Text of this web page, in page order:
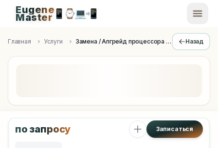
Apple Diagnostics & Engineering Authority in Saint
Eugene
Master📱 ⌚💻📲
Главная Услуги Замена / Апгрейд процессора Xeon Назад
по запросу Записаться